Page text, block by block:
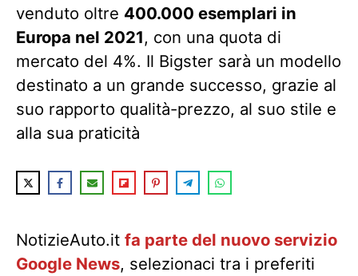
venduto oltre 400.000 esemplari in
Europa nel 2021, con una quota di
mercato del 4%. Il Bigster sarà un modello
destinato a un grande successo, grazie al
suo rapporto qualità-prezzo, al suo stile e
alla sua praticità
NotizieAuto.it fa parte del nuovo servizio
Google News, selezionaci tra i preferiti